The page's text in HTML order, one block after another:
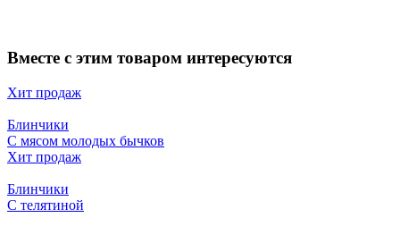
Вместе с этим товаром интересуются
Хит продаж
Блинчики
С мясом молодых бычков
Хит продаж
Блинчики
С телятиной